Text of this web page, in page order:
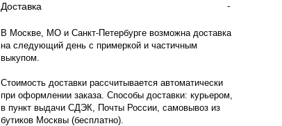
Доставка -
В Москве, МО и Санкт-Петербурге возможна доставка
на следующий день с примеркой и частичным
выкупом.
Стоимость доставки рассчитывается автоматически
при оформлении заказа. Способы доставки: курьером,
в пункт выдачи СДЭК, Почты России, самовывоз из
бутиков Москвы (бесплатно).